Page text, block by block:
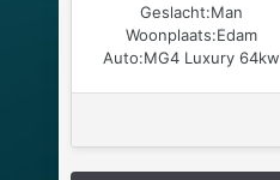
Geslacht:Man
Woonplaats:Edam
Auto:MG4 Luxury 64kw